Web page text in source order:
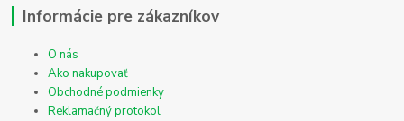
Informácie pre zákazníkov
O nás
Ako nakupovať
Obchodné podmienky
Reklamačný protokol